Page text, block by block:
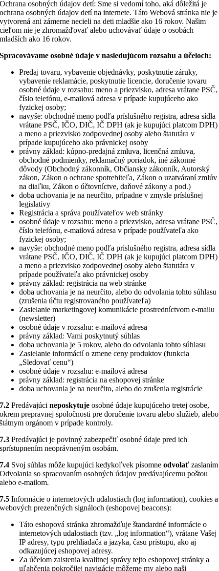
Ochrana osobných údajov detí: Sme si vedomí toho, aká dôležitá je
ochrana osobných údajov detí na internete. Táto Webová stránka nie je
vytvorená ani zámerne necieli na deti mladšie ako 16 rokov. Našim
cieľom nie je zhromažďovať alebo uchovávať údaje o osobách
mladších ako 16 rokov.
Spracovávame osobné údaje v nasledujúcom rozsahu a účeloch:
Predaj tovaru, vybavenie objednávky, poskytnutie záruky,
vybavenie reklamácie, poskytnutie licencie, doručenie tovaru
osobné údaje v rozsahu: meno a priezvisko, adresa vrátane PSČ,
číslo telefónu, e-mailová adresa v prípade kupujúceho ako
fyzickej osoby;
navyše: obchodné meno podľa príslušného registra, adresa sídla
vrátane PSČ, IČO, DIČ, IČ DPH (ak je kupujúci platcom DPH)
a meno a priezvisko zodpovednej osoby alebo štatutára v
prípade kupujúceho ako právnickej osoby
právny základ: kúpno-predajná zmluva, licenčná zmluva,
obchodné podmienky, reklamačný poriadok, iné zákonné
dôvody (Obchodný zákonník, Občiansky zákonník, Autorský
zákon, Zákon o ochrane spotrebiteľa, Zákon o uzatváraní zmlúv
na diaľku, Zákon o účtovníctve, daňové zákony a pod.)
doba uchovania je na neurčito, prípadne v zmysle príslušnej
legislatívy
Registrácia a správa používateľov web stránky
osobné údaje v rozsahu: meno a priezvisko, adresa vrátane PSČ,
číslo telefónu, e-mailová adresa v prípade používateľa ako
fyzickej osoby;
navyše: obchodné meno podľa príslušného registra, adresa sídla
vrátane PSČ, IČO, DIČ, IČ DPH (ak je kupujúci platcom DPH)
a meno a priezvisko zodpovednej osoby alebo štatutára v
prípade používateľa ako právnickej osoby
právny základ: registrácia na web stránke
doba uchovania je na neurčito, alebo do odvolania tohto súhlasu
(zrušenia účtu registrovaného používateľa)
Zasielanie marketingovej komunikácie prostredníctvom e-mailu
(newsletter)
osobné údaje v rozsahu: e-mailová adresa
právny základ: Vami poskytnutý súhlas
doba uchovania je 5 rokov, alebo do odvolania tohto súhlasu
Zasielanie informácií o zmene ceny produktov (funkcia
„Sledovať cenu“)
osobné údaje v rozsahu: e-mailová adresa
právny základ: registrácia na eshopovej stránke
doba uchovania je na neurčito, alebo do zrušenia registrácie
7.2 Predávajúcineposkytuje osobné údaje kupujúceho tretej osobe,
okrem prepravnej spoločnosti pre doručenie tovaru alebo služieb, alebo
štátnym orgánom v prípade kontroly.
7.3 Predávajúci je povinný zabezpečiť osobné údaje pred ich
sprístupnením neoprávneným osobám.
7.4 Svoj súhlas môže kupujúci kedykoľvek písomneodvolaťzaslaním
Odvolania so spracovaním osobných údajov predávajúcemu poštou
alebo e-mailom.
7.5 Informácie o internetových udalostiach (log information), cookies a
webových prezenčných signáloch (eshopovej beacons):
Táto eshopová stránka zhromažďuje štandardné informácie o
internetových udalostiach (tzv. „log information“), vrátane Vašej
IP adresy, typu prehliadača a jazyka, času prístupu, ako aj
odkazujúcej eshopovej adresy.
Za účelom zaistenia kvalitnej správy tejto eshopovej stránky a
uľahčenia pokročilej navigácie môžeme my alebo naši